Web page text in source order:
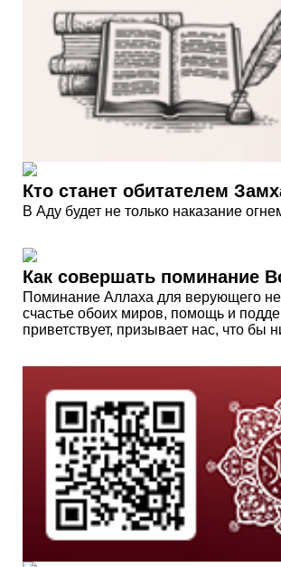
Кто станет обитателем
В Аду будет не только наказание
Как совершать поминание
Поминание Аллаха для верующего
счастье обоих миров, помощь и
приветствует, призывает нас, что